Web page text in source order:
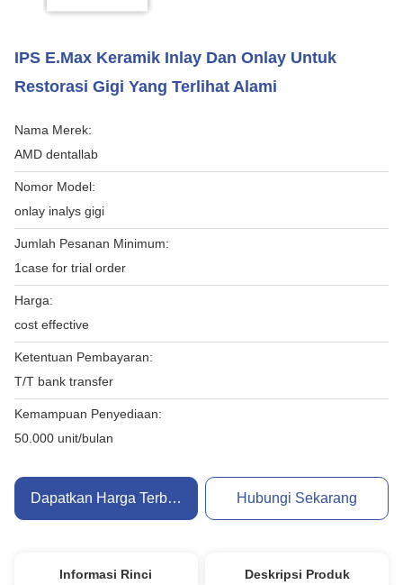
IPS E.max Keramik Inlay Dan Onlay Untuk
Restorasi Gigi Yang Terlihat Alami
Nama Merek:
AMD dentallab
Nomor Model:
onlay inalys gigi
Jumlah Pesanan Minimum:
1case for trial order
Harga:
cost effective
Ketentuan Pembayaran:
T/T bank transfer
Kemampuan Penyediaan:
50.000 unit/bulan
Dapatkan Harga Terbaik Hubungi Sekarang
Informasi Rinci Deskripsi Produk